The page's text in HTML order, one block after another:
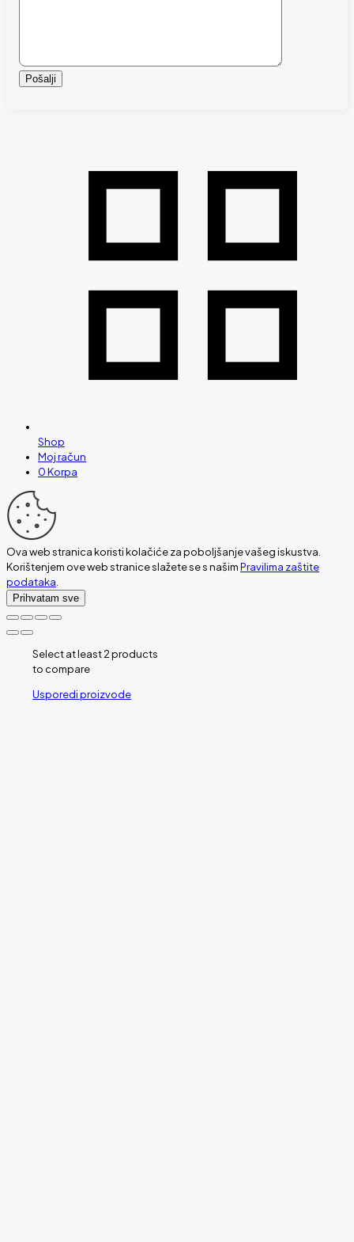
Shop
Moj račun
0Korpa
Ova web stranica koristi kolačiće za poboljšanje vašeg iskustva.
Korištenjem ove web stranice slažete se s našimPravilima zaštite
podataka.
Prihvatam sve
Select at least 2 products
to compare
Usporedi proizvode